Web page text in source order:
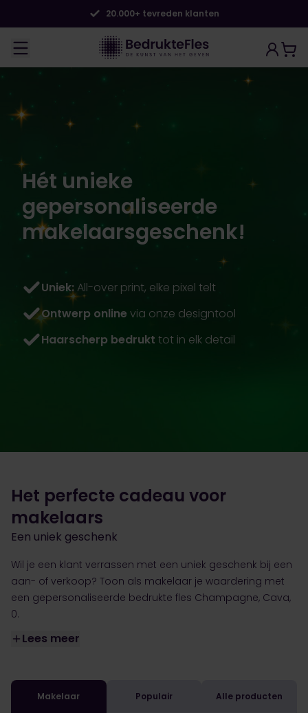
20.000+ tevreden klanten
Hét unieke
gepersonaliseerde
makelaarsgeschenk!
Uniek: All-over print, elke pixel telt
Ontwerp online via onze designtool
Haarscherp bedrukt tot in elk detail
Het perfecte cadeau voor
makelaars
Een uniek geschenk
Wil je een klant verrassen met een uniek geschenk bij een
aan- of verkoop? Toon als makelaar je waardering met
een gepersonaliseerde bedrukte fles Champagne, Cava,
0.
Lees meer
Makelaar Populair Alle producten